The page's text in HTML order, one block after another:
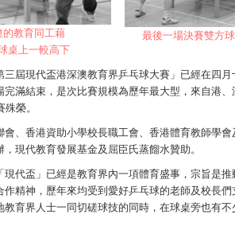
的教育同工藉
桌上一較高下
最後一場決賽雙方
三屆現代盃港深澳教育界乒乓球大賽」已經在四
完滿結束，是次比賽規模為歷年最大型，來自港
榮。
會、香港資助小學校長職工會、香港體育教師學
現代教育發展基金及屈臣氏蒸餾水贊助。
現代盃」已經是教育界內一項體育盛事，宗旨是
作精神，歷年來均受到愛好乒乓球的老師及校長
教育界人士一同切磋球技的同時，在球桌旁也有